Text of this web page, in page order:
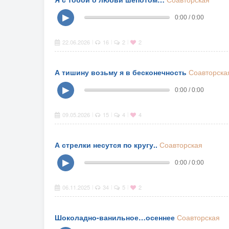
▶
0:00 / 0:00
22.06.2026 16 2 2
А тишину возьму я в бесконечность
▶
0:00 / 0:00
09.05.2026 15 4 4
А стрелки несутся по кругу.. Соавторская
▶
0:00 / 0:00
06.11.2025 34 5 2
Шоколадно-ванильное…осеннее Соавторская